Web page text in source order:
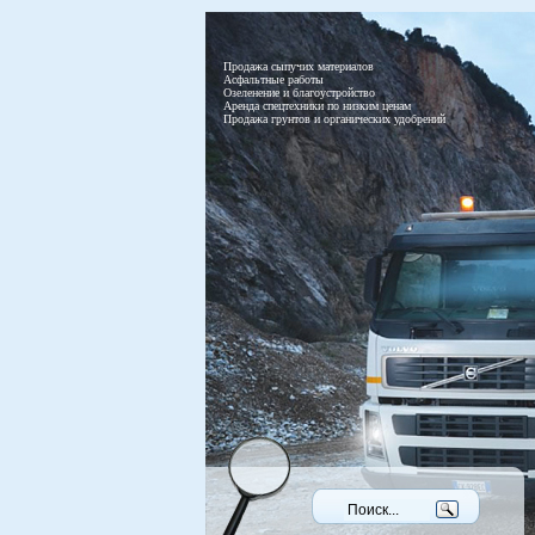
Продажа сыпучих материалов
Асфальтные работы
Озеленение и благоустройство
Аренда спецтехники по низким ценам
Продажа грунтов и органических удобрений